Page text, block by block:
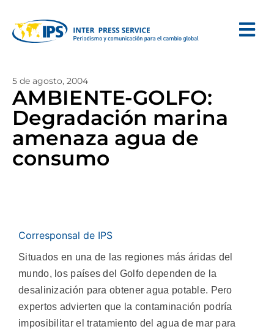
5 de agosto, 2004
AMBIENTE-GOLFO:
Degradación marina
amenaza agua de
consumo
Corresponsal de IPS
Situados en una de las regiones más áridas del
mundo, los países del Golfo dependen de la
desalinización para obtener agua potable. Pero
expertos advierten que la contaminación podría
imposibilitar el tratamiento del agua de mar para